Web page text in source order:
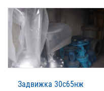
Задвижка 30с65нж